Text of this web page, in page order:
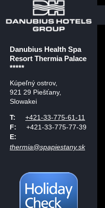
Danubius Health Spa
Resort Thermia Palace
*****
Kúpeľný ostrov,
921 29 Piešťany,
Slowakei
T:
+421-33-775-61-11
F: +421-33-775-77-39
E:
thermia@spapiestany.sk